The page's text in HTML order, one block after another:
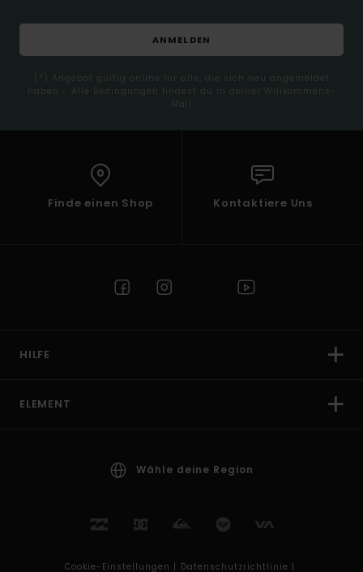
ANMELDEN
(*) Angebot gültig online für alle, die sich neu angemeldet
haben - Alle Bedingungen findest du in deiner Willkommens-
Mail
Finde einen Shop Kontaktiere Uns
HILFE
ELEMENT
Wähle deine Region
Cookie-Einstellungen | Datenschutzrichtlinie |